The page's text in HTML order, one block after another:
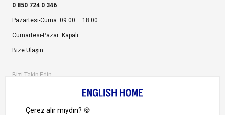
0 850 724 0 346
Pazartesi-Cuma: 09:00 – 18:00
Cumartesi-Pazar: Kapalı
Bize Ulaşın
Bizi Takip Edin